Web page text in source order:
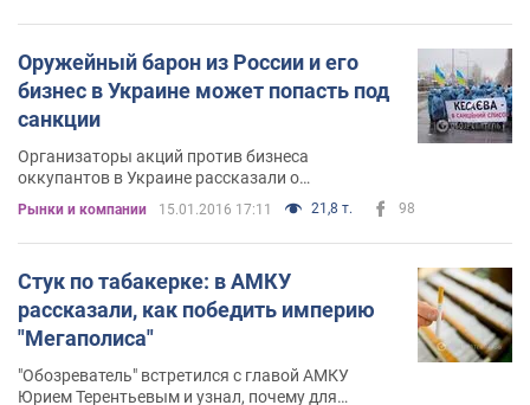
Оружейный барон из России и его
бизнес в Украине может попасть под
санкции
Организаторы акций против бизнеса
оккупантов в Украине рассказали о
беспрецедентных результатах переговоров
Рынки и компании 15.01.2016 17:11 21,8 т. 98
Стук по табакерке: в АМКУ
рассказали, как победить империю
"Мегаполиса"
"Обозреватель" встретился с главой АМКУ
Юрием Терентьевым и узнал, почему для